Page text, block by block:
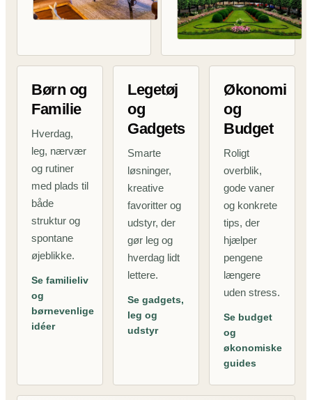
Børn og
Familie
Hverdag,
leg, nærvær
og rutiner
med plads til
både
struktur og
spontane
øjeblikke.
Se familieliv
og
børnevenlige
idéer
Legetøj
og
Gadgets
Smarte
løsninger,
kreative
favoritter og
udstyr, der
gør leg og
hverdag lidt
lettere.
Se gadgets,
leg og
udstyr
Økonomi
og
Budget
Roligt
overblik,
gode vaner
og konkrete
tips, der
hjælper
pengene
længere
uden stress.
Se budget
og
økonomiske
guides